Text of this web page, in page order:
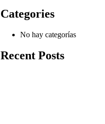
Categories
No hay categorías
Recent Posts